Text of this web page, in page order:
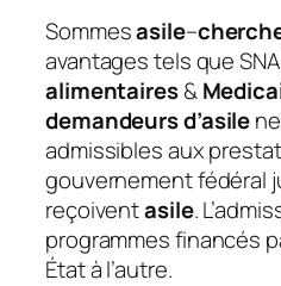
Sommesasile–
avantages tels que
alimentaires&
demandeurs d’asile
admissibles aux
gouvernement fédéral
reçoiventasile.
programmes financés
État à l’autre.